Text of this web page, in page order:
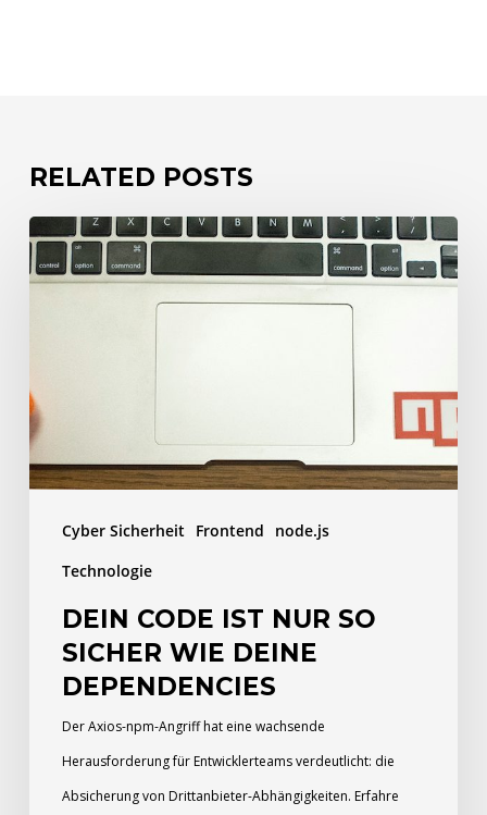
RELATED POSTS
Cyber Sicherheit Frontend
node.js
Technologie
Dein
Code
sicher
wie
deine
DEIN CODE IST NUR SO
SICHER WIE DEINE
DEPENDENCIES
Der Axios-npm-Angriff hat eine wachsende
Herausforderung für Entwicklerteams verdeutlicht: die
Absicherung von Drittanbieter-Abhängigkeiten. Erfahre